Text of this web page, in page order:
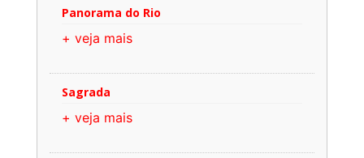
Panorama do Rio
+ veja mais
Sagrada
+ veja mais